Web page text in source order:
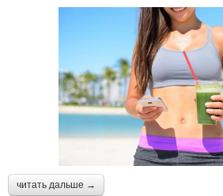
читать дальше →